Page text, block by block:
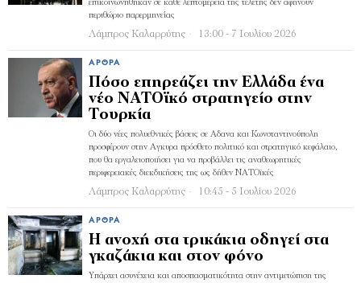
επικοινωνήθηκαν σε κάθε λεπτομέρεια της τελετής δεν αφήνουν
περιθώριο παρερμηνείας
Λάμπρος Καλαρρύτης 13:00 - 7 Ιουλίου 2026
ΆΡΘΡΑ
Πόσο επηρεάζει την Ελλάδα ένα
νέο ΝΑΤΟϊκό στρατηγείο στην
Τουρκία
Οι δύο νέες πολυεθνικές βάσεις σε Αδανα και Κωνσταντινούπολη
προσφέρουν στην Αγκυρα πρόσθετο πολιτικό και στρατηγικό κεφάλαιο,
που θα εργαλειοποιήσει για να προβάλλει τις αναθεωρητικές
περιφερειακές διεκδικήσεις της ως δήθεν ΝΑΤΟϊκές
Λάμπρος Καλαρρύτης 10:45 - 5 Ιουλίου 2026
ΆΡΘΡΑ
Η ανοχή στα τρικάκια οδηγεί στα
γκαζάκια και στον φόνο
Υπάρχει ασυνέχεια και αποσπασματικότητα στην αντιμετώπιση της